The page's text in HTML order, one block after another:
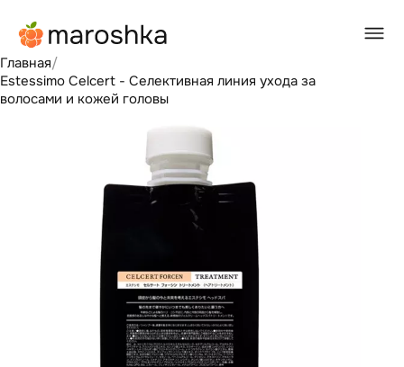
Главная/
Estessimo Celcert - Селективная линия ухода за
волосами и кожей головы